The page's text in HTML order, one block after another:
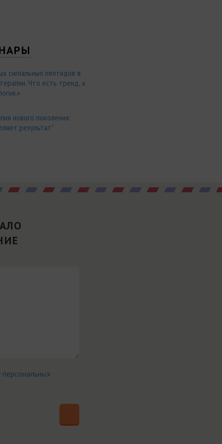
сигнальных пептидов в
Что есть тренд, а
нового поколения:
результат"